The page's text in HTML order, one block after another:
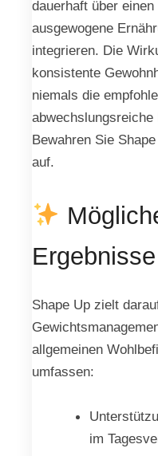
dauerhaft über
ausgewogene
integrieren. Die
konsistente
niemals die
Bewahren Sie
auf.
Ergebnisse
Shape Up zielt
allgemeinen
umfassen:
im